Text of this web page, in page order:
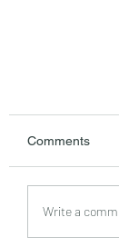
债务人
Comments
Write a